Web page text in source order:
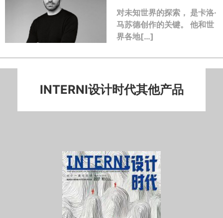
对未知世界的探索， 是卡洛·
马苏德创作的关键。 他和世
界各地[…]
INTERNI设计时代其他产品